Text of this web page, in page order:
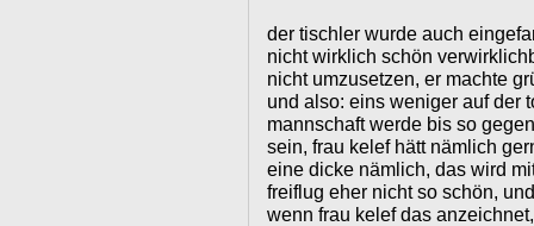
der tischler wurde auch
nicht wirklich schön
nicht umzusetzen, er machte
und also: eins weniger auf der
mannschaft werde bis so
sein, frau kelef hätt nämlich
eine dicke nämlich, das wird
freiflug eher nicht so schön,
wenn frau kelef das